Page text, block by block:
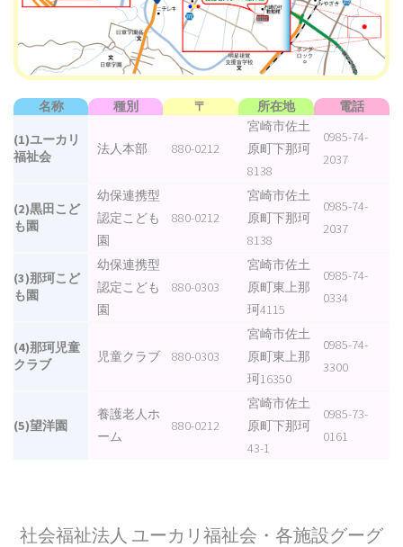
名称 種別 〒 所在地 電話
(1)ユーカリ
福祉会
法人本部 880-0212
宮崎市佐土
原町下那珂
8138
0985-74-
2037
(2)黒田こど
も園
幼保連携型
認定こども
園
880-0212
宮崎市佐土
原町下那珂
8138
0985-74-
2037
(3)那珂こど
も園
幼保連携型
認定こども
園
880-0303
宮崎市佐土
原町東上那
珂4115
0985-74-
0334
(4)那珂児童
クラブ
児童クラブ 880-0303
宮崎市佐土
原町東上那
珂16350
0985-74-
3300
(5)望洋園
養護老人ホ
ーム
880-0212
宮崎市佐土
原町下那珂
43-1
0985-73-
0161
社会福祉法人 ユーカリ福祉会・各施設グーグ